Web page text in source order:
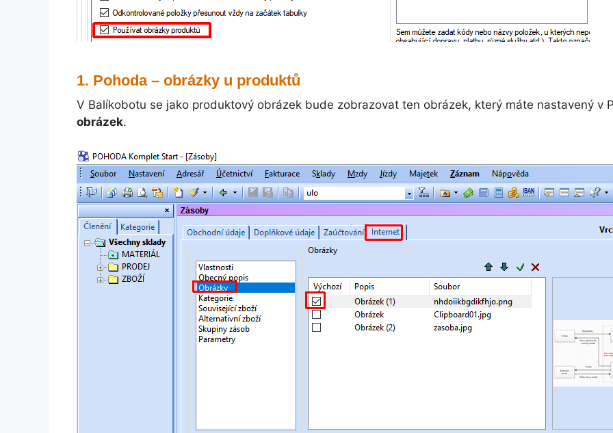
Pohoda – obrázky u produktů
V Balíkobotu se jako produktový obrázek bude zobrazovat ten obrázek, který máte nastavený v
obrázek.